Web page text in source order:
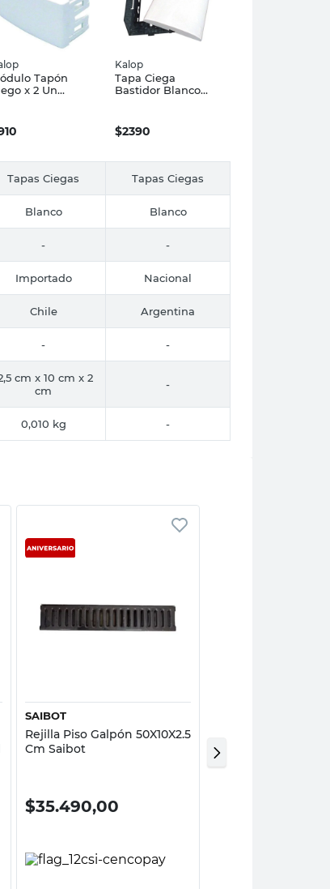
Tapón
x 2 Un
Kalop
Tapa Ciega
Bastidor Blanco
$2390
Tapas Ciegas Tapas Ciegas
Blanco Blanco
- -
Importado Nacional
Chile Argentina
- -
cm x 10 cm x 2
cm
-
0,010 kg -
SAIBOT
Rejilla Piso Galpón 50X10X2.5
Cm Saibot
$35.490,00
10X50 Cm Waterplast